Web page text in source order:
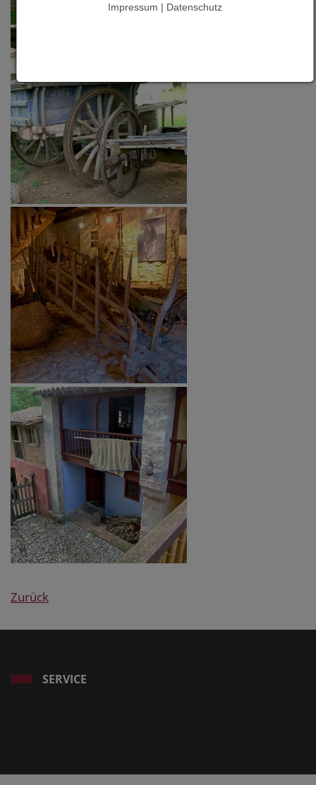
Zurück
SERVICE
Impressum | Datenschutz